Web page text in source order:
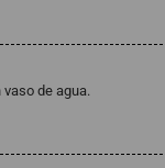
de agua.